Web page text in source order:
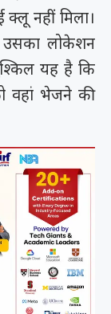
नहीं मिला।
उसका लोकेशन
यह है कि
वहां भेजने की